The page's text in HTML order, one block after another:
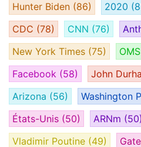
Hunter Biden (86) 2020
CDC (78) CNN (76)
New York Times (75) OMS
Facebook (58) John
Arizona (56) Washington
États-Unis (50) ARNm (50)
Vladimir Poutine (49)